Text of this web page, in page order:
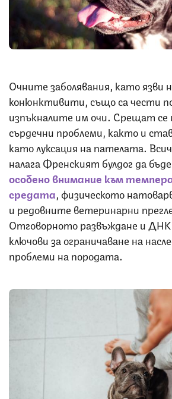
Очните заболявания, като язви
конюнктивити, също са чести
изпъкналите им очи. Срещат се
сърдечни проблеми, както и
като луксация на пателата.
налага Френският булдог да
особено внимание към
средата , физическото
и редовните ветеринарни
Отговорното развъждане и
ключови за ограничаване на
проблеми на породата.